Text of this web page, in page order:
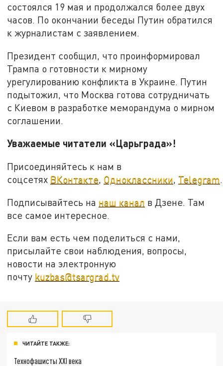
состоялся 19 мая и продолжался более двух
часов. По окончании беседы Путин обратился
к журналистам с заявлением.
Президент сообщил, что проинформировал
Трампа о готовности к мирному
урегулированию конфликта в Украине. Путин
подытожил, что Москва готова сотрудничать
с Киевом в разработке меморандума о мирном
соглашении.
Уважаемые читатели «Царьграда»!
Присоединяйтесь к нам в
соцсетях ВКонтакте, Одноклассники, Telegram.
Подписывайтесь на наш канал в Дзене. Там
все самое интересное.
Если вам есть чем поделиться с нами,
присылайте свои наблюдения, вопросы,
новости на электронную
почту kuzbas@tsargrad.tv
ЧИТАЙТЕ ТАКЖЕ:
Технофашисты XXI века